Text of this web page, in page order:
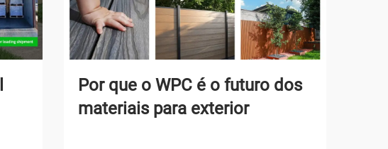
Por que o WPC é o futuro dos
materiais para exterior